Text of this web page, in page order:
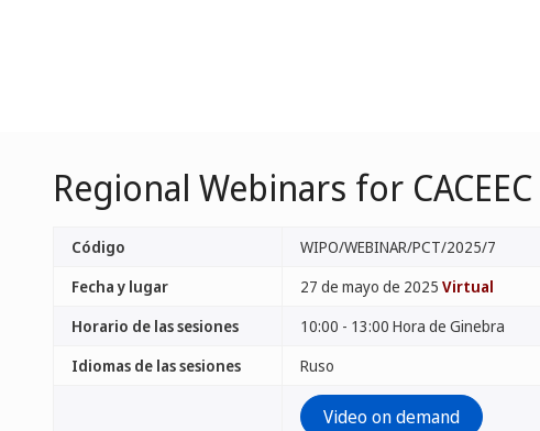
Regional Webinars for
Código
WIPO/WEBINAR/PCT/2025/7
Fecha y lugar
27 de mayo de 2025 Virtual
Horario de las sesiones
10:00 - 13:00 Hora de Ginebra
Idiomas de las sesiones
Ruso
Video on demand